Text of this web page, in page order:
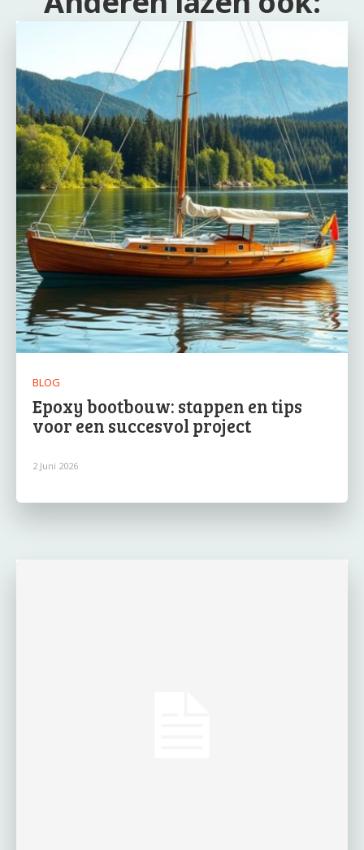
BLOG
Epoxy bootbouw: stappen en tips
voor een succesvol project
2 Juni 2026